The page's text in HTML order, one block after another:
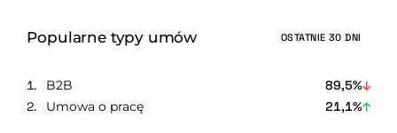
Popularne typy umów OSTATNIE 30 DNI
B2B
89,5%
Umowa o pracę
21,1%